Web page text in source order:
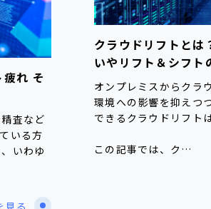
れ そ
査など
いる方
いわゆ
見る
クラウドリフトとは
いやリフト＆シフト
オンプレミスからクラ
環境への影響を抑えつ
できるクラウドリフト
この記事では、ク…